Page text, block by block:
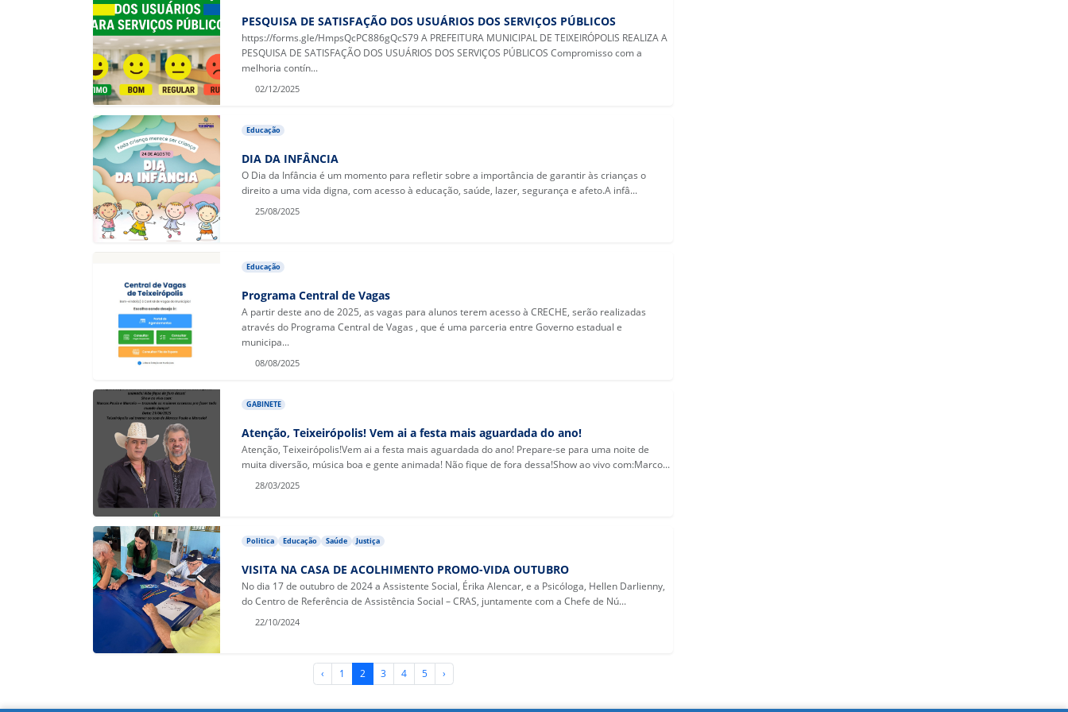
PESQUISA DE SATISFAÇÃO DOS USUÁRIOS DOS SERVIÇOS PÚBLICOS
https://forms.gle/HmpsQcPC886gQcS79 A PREFEITURA MUNICIPAL DE TEIXEIRÓPOLIS REALIZA A
PESQUISA DE SATISFAÇÃO DOS USUÁRIOS DOS SERVIÇOS PÚBLICOS Compromisso com a
melhoria contín...
02/12/2025
Educação
DIA DA INFÂNCIA
O Dia da Infância é um momento para refletir sobre a importância de garantir às crianças o
direito a uma vida digna, com acesso à educação, saúde, lazer, segurança e afeto.A infâ...
25/08/2025
Educação
Programa Central de Vagas
A partir deste ano de 2025, as vagas para alunos terem acesso à CRECHE, serão realizadas
através do Programa Central de Vagas , que é uma parceria entre Governo estadual e
municipa...
08/08/2025
GABINETE
Atenção, Teixeirópolis! Vem ai a festa mais aguardada do ano!
Atenção, Teixeirópolis!Vem ai a festa mais aguardada do ano! Prepare-se para uma noite de
muita diversão, música boa e gente animada! Não fique de fora dessa!Show ao vivo com:Marco...
28/03/2025
Politica Educação Saúde Justiça
VISITA NA CASA DE ACOLHIMENTO PROMO-VIDA OUTUBRO
No dia 17 de outubro de 2024 a Assistente Social, Érika Alencar, e a Psicóloga, Hellen Darlienny,
do Centro de Referência de Assistência Social – CRAS, juntamente com a Chefe de Nú...
22/10/2024
‹ 1 2 3 4 5 ›